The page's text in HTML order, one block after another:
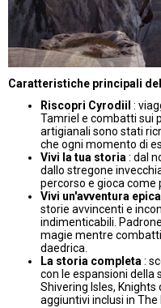
Caratteristiche principali
Riscopri Cyrodiil :
Tamriel e combatti sui
artigianali sono stati
che ogni momento di
Vivi la tua storia: dal
dallo stregone
percorso e gioca come
Vivi un'avventura epica
storie avvincenti e
indimenticabili.
magie mentre
daedrica.
La storia completa:
con le espansioni
Shivering Isles,
aggiuntivi inclusi in The